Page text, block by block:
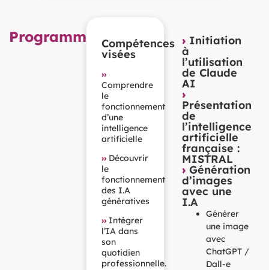
Programme Compétences
visées
››
Comprendre
le
fonctionnement
d’une
intelligence
artificielle
››Découvrir
le
fonctionnement
des I.A
génératives
››Intégrer
l’IA dans
son
quotidien
professionnelle.
›Initiation
à
l’utilisation
de Claude
AI
›
Présentation
de
l’intelligence
artificielle
française :
MISTRAL
›Génération
d’images
avec une
I.A
Générer
une image
avec
ChatGPT /
Dall-e